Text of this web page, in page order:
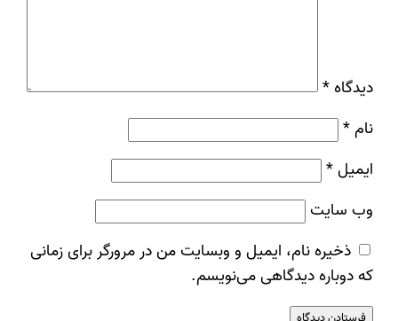
دیدگاه *
نام*
ایمیل*
وب‌ سایت
ذخیره نام، ایمیل و وبسایت من در مرورگر برای زمانی
که دوباره دیدگاهی می‌نویسم.